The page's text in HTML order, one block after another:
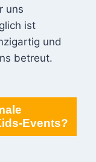
uns
ist
und
betreut.
Events?